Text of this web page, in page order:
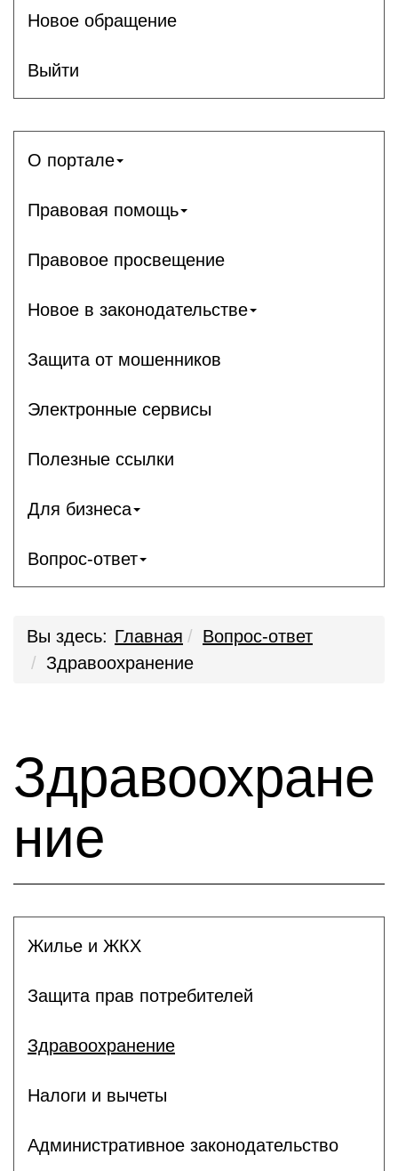
Новое обращение
Выйти
О портале
Правовая помощь
Правовое просвещение
Новое в законодательстве
Защита от мошенников
Электронные сервисы
Полезные ссылки
Для бизнеса
Вопрос-ответ
Вы здесь: Главная
Вопрос-ответ
Здравоохранение
Здравоохране
ние
Жилье и ЖКХ
Защита прав потребителей
Здравоохранение
Налоги и вычеты
Административное законодательство